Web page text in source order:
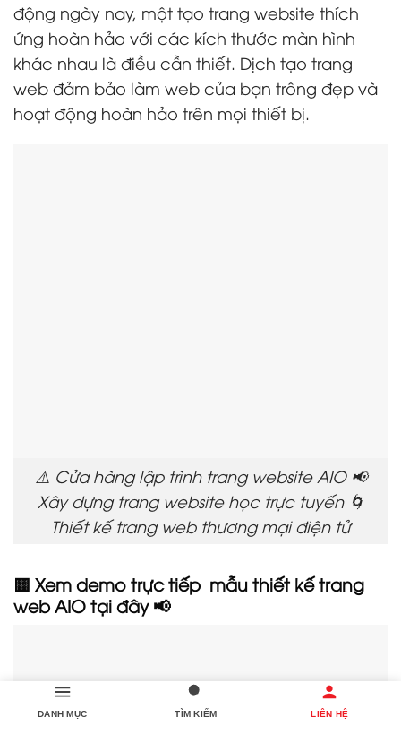
động ngày nay, một tạo trang website thích
ứng hoàn hảo với các kích thước màn hình
khác nhau là điều cần thiết. Dịch tạo trang
web đảm bảo làm web của bạn trông đẹp và
hoạt động hoàn hảo trên mọi thiết bị.
⚠️ Cửa hàng lập trình trang website AIO 📢
Xây dựng trang website học trực tuyến 🌀
Thiết kế trang web thương mại điện tử
🟨 Xem demo trực tiếp mẫu thiết kế trang
web AIO tại đây 📢
DANH MỤC TÌM KIẾM LIÊN HỆ